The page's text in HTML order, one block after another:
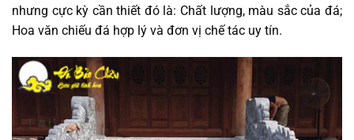
nhưng cực kỳ cần thiết đó là: Chất lượng, màu sắc của đá;
Hoa văn chiếu đá hợp lý và đơn vị chế tác uy tín.